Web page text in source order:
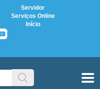
Servidor
Serviços Online
Início